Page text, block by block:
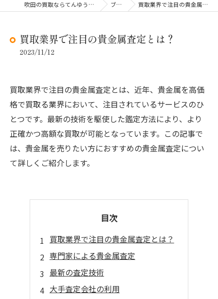
吹田の買取ならてんゆう堂 千里山店 ブログ 買取業界で注目の貴金属査定とは？
買取業界で注目の貴金属査定とは？
2023/11/12
買取業界で注目の貴金属査定とは、近年、貴金属を高価
格で買取る業界において、注目されているサービスのひ
とつです。最新の技術を駆使した鑑定方法により、より
正確かつ高額な買取が可能となっています。この記事で
は、貴金属を売りたい方におすすめの貴金属査定につい
て詳しくご紹介します。
目次
買取業界で注目の貴金属査定とは？
専門家による貴金属査定
最新の査定技術
大手査定会社の利用